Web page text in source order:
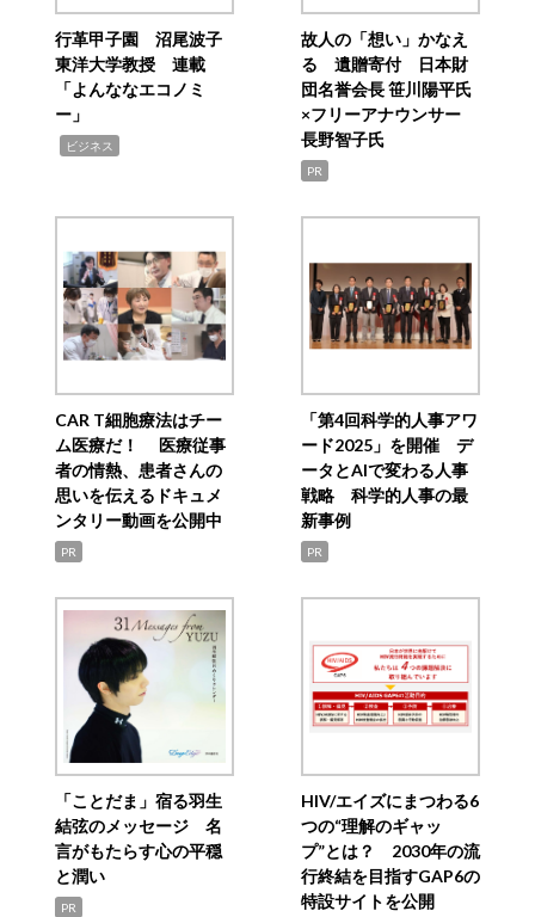
行革甲子園 沼尾波子
東洋大学教授 連載
「よんななエコノミ
ー」
ビジネス
故人の「想い」かなえ
る 遺贈寄付 日本財
団名誉会長 笹川陽平氏
×フリーアナウンサー
長野智子氏
PR
CAR T細胞療法はチー
ム医療だ！ 医療従事
者の情熱、患者さんの
思いを伝えるドキュメ
ンタリー動画を公開中
PR
「第4回科学的人事アワ
ード2025」を開催 デ
ータとAIで変わる人事
戦略 科学的人事の最
新事例
PR
「ことだま」宿る羽生
結弦のメッセージ 名
言がもたらす心の平穏
と潤い
PR
HIV/エイズにまつわる6
つの“理解のギャッ
プ”とは？ 2030年の流
行終結を目指すGAP6の
特設サイトを公開